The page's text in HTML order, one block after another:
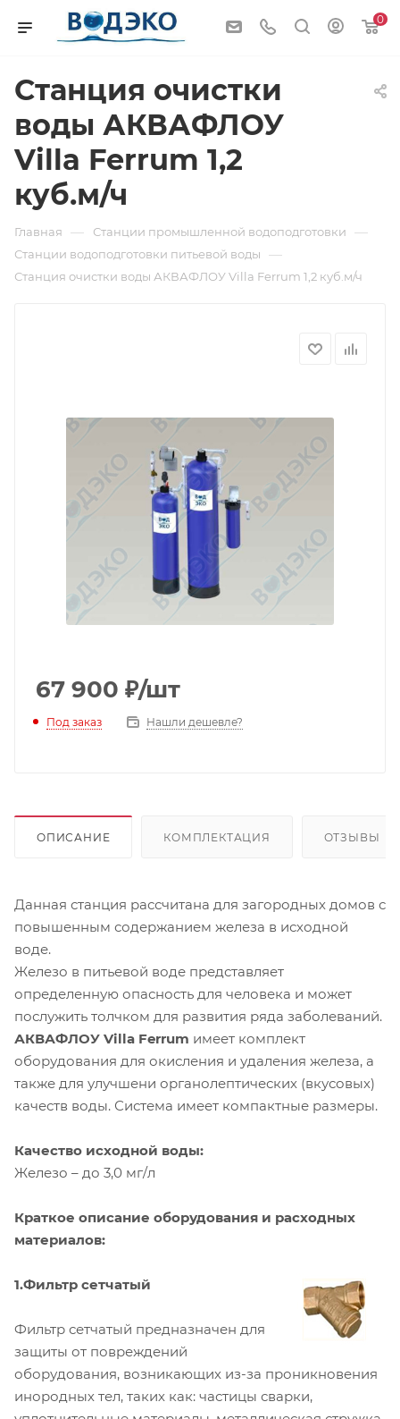
0
Станция очистки
воды АКВАФЛОУ
Villa Ferrum 1,2
куб.м/ч
Главная — Станции промышленной водоподготовки —
Станции водоподготовки питьевой воды —
Станция очистки воды АКВАФЛОУ Villa Ferrum 1,2 куб.м/ч
67 900 ₽/шт
Под заказ Нашли дешевле?
ОПИСАНИЕ КОМПЛЕКТАЦИЯ ОТЗЫВЫ
Данная станция рассчитана для загородных домов с
повышенным содержанием железа в исходной
воде.
Железо в питьевой воде представляет
определенную опасность для человека и может
послужить толчком для развития ряда заболеваний.
АКВАФЛОУ Villa Ferrum имеет комплект
оборудования для окисления и удаления железа, а
также для улучшени органолептических (вкусовых)
качеств воды. Система имеет компактные размеры.
Качество исходной воды:
Железо – до 3,0 мг/л
Краткое описание оборудования и расходных
материалов:
1.Фильтр сетчатый
Фильтр сетчатый предназначен для
защиты от повреждений
оборудования, возникающих из-за проникновения
инородных тел, таких как: частицы сварки,